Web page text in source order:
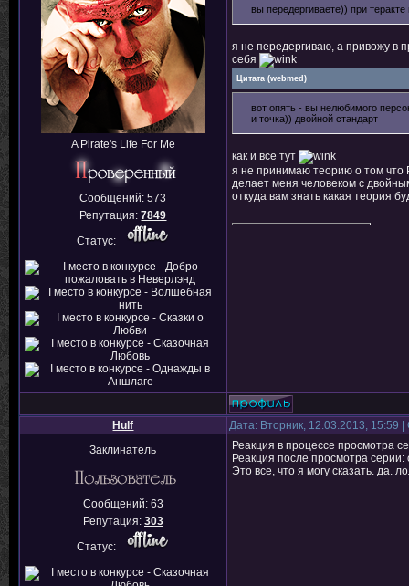
A Pirate's Life For Me
Сообщений:573
Репутация:7849
Статус:
вы передергиваете)) при
я не передергиваю, а привожу в
себя
Цитата (webmed )
вот опять - вы нелюбимого
и точка)) двойной стандарт
как и все тут
я не принимаю теорию о том что
делает меня человеком с
откуда вам знать какая теория
Hulf
Дата: Вторник, 12.03.2013, 15:59
Заклинатель
Сообщений: 63
Репутация: 303
Статус:
Реакция в процессе просмотра
Реакция после просмотра
Это все, что я могу сказать. да.